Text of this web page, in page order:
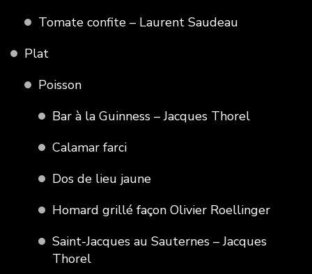
Tomate confite – Laurent Saudeau
Plat
Poisson
Bar à la Guinness – Jacques Thorel
Calamar farci
Dos de lieu jaune
Homard grillé façon Olivier Roellinger
Saint-Jacques au Sauternes – Jacques
Thorel